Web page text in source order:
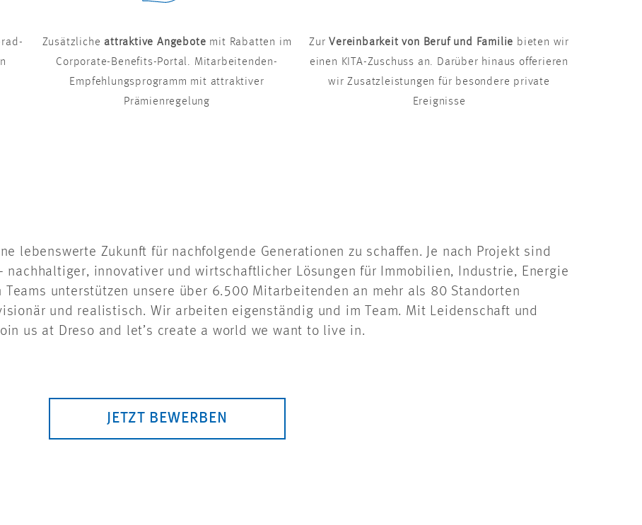
Zusätzliche attraktive Angebote mit Rabatten im
Corporate-Benefits-Portal. Mitarbeitenden-
Empfehlungsprogramm mit attraktiver
Prämienregelung
ZurVereinbarkeit von Beruf und Familie bieten wir
einen KITA-Zuschuss an. Darüber hinaus offerieren
wir Zusatzleistungen für besondere private
Ereignisse
lebenswerte Zukunft für nachfolgende Generationen zu schaffen. Je nach Projekt sind
innovativer und wirtschaftlicher Lösungen für Immobilien, Industrie, Energie
unterstützen unsere über 6.500 Mitarbeitenden an mehr als 80 Standorten
und realistisch. Wir arbeiten eigenständig und im Team. Mit Leidenschaft und
us at Dreso and let’s create a world we want to live in.
JETZT BEWERBEN